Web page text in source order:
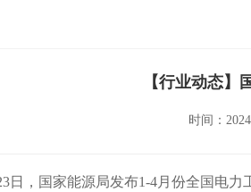
【行业动态】
时间：
国家能源局发布1-4月份全国电力工